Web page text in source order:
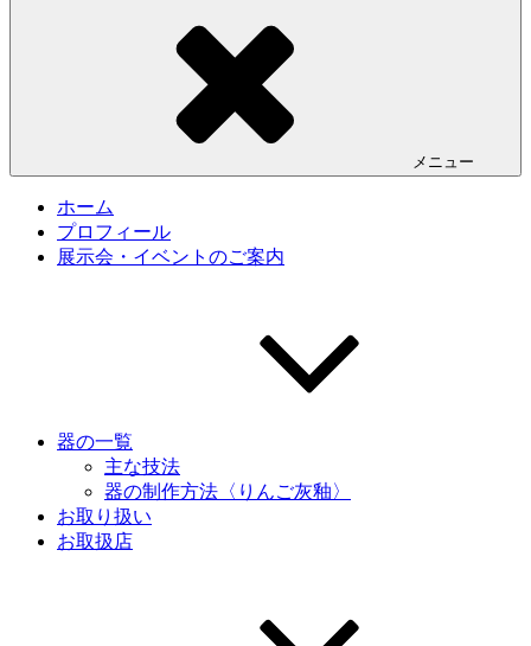
メニュー
ホーム
プロフィール
展示会・イベントのご案内
器の一覧
主な技法
器の制作方法〈りんご灰釉〉
お取り扱い
お取扱店